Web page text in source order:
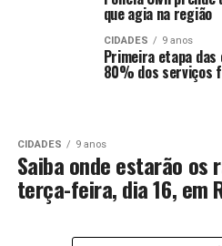
que agia na região
CIDADES 9 anos
Primeira etapa das
80% dos serviços
CIDADES 9 anos
Saiba onde estarão os
terça-feira, dia 16, em